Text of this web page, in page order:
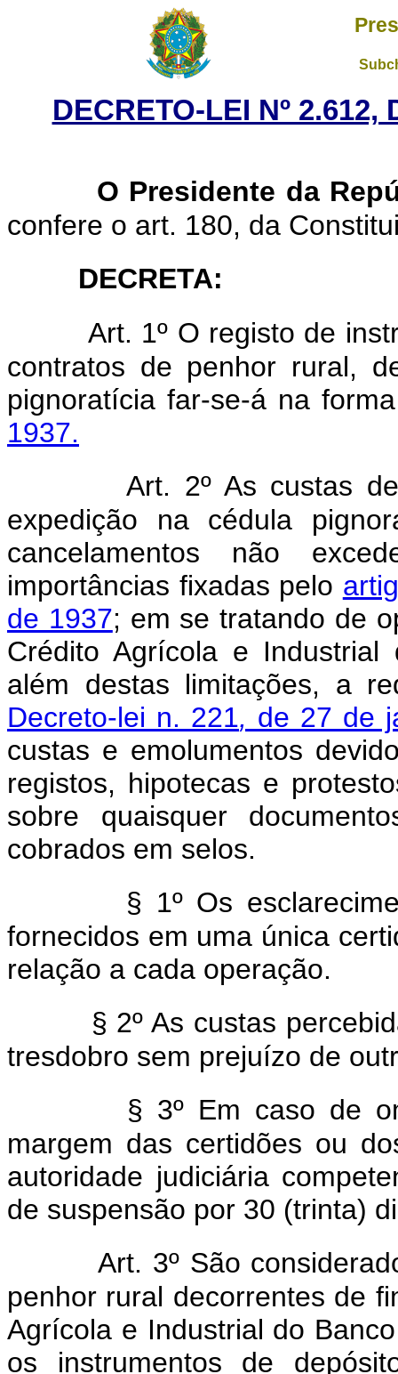
DECRETO-LEI Nº 2.612,
O Presidente da
confere o art. 180, da
DECRETA:
Art. 1º O registo de
contratos de penhor rural,
pignoratícia far-se-á na
1937.
Art. 2º As custas
expedição na cédula
cancelamentos não
importâncias fixadas pelo
de 1937; em se tratando de
Crédito Agrícola e
além destas limitações, a
Decreto-lei n. 221, de 27 de
custas e emolumentos
registos, hipotecas e
sobre quaisquer
cobrados em selos.
§ 1º Os
fornecidos em uma única
relação a cada operação.
§ 2º As custas
tresdobro sem prejuízo de
§ 3º Em caso de
margem das certidões ou
autoridade judiciária
de suspensão por 30 (trinta)
Art. 3º São
penhor rural decorrentes de
Agrícola e Industrial do
os instrumentos de